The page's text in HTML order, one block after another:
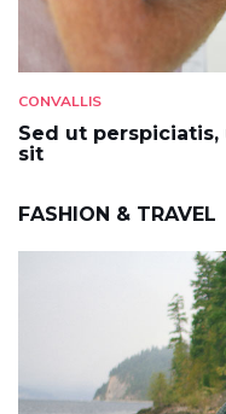
CONVALLIS
Sed ut
sit
FASHION & TRAVEL